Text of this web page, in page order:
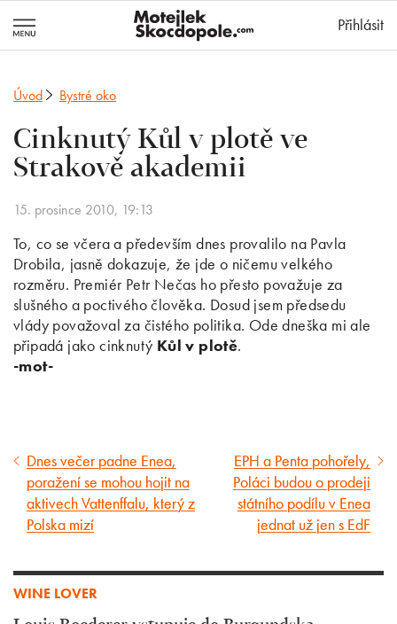
Přihlásit
Úvod Bystré oko
Cinknutý Kůl v plotě ve
Strakově akademii
15. prosince 2010, 19:13
To, co se včera a především dnes provalilo na Pavla
Drobila, jasně dokazuje, že jde o ničemu velkého
rozměru. Premiér Petr Nečas ho přesto považuje za
slušného a poctivého člověka. Dosud jsem předsedu
vlády považoval za čistého politika. Ode dneška mi ale
připadá jako cinknutý Kůl v plotě.
-mot-
Předcházející
článek
Dnes večer padne Enea,
poražení se mohou hojit na
aktivech Vattenffalu, který z
Polska mizí
Následující
článek
EPH a Penta pohořely,
Poláci budou o prodeji
státního podílu v Enea
jednat už jen s EdF
WINE LOVER